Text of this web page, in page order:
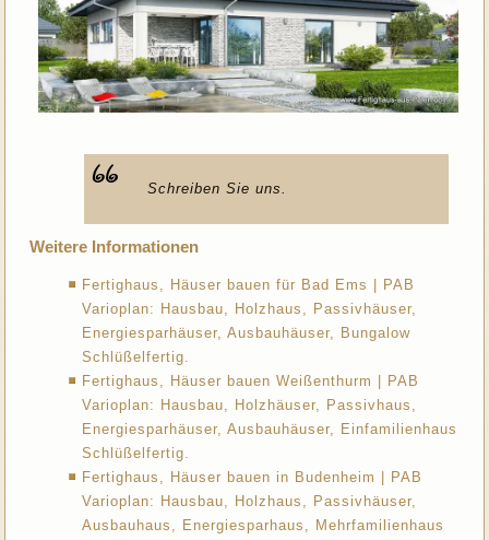
Schreiben Sie uns.
Weitere Informationen
Fertighaus, Häuser bauen für Bad Ems | PAB
Varioplan: Hausbau, Holzhaus, Passivhäuser,
Energiesparhäuser, Ausbauhäuser, Bungalow
Schlüßelfertig.
Fertighaus, Häuser bauen Weißenthurm | PAB
Varioplan: Hausbau, Holzhäuser, Passivhaus,
Energiesparhäuser, Ausbauhäuser, Einfamilienhaus
Schlüßelfertig.
Fertighaus, Häuser bauen in Budenheim | PAB
Varioplan: Hausbau, Holzhaus, Passivhäuser,
Ausbauhaus, Energiesparhaus, Mehrfamilienhaus